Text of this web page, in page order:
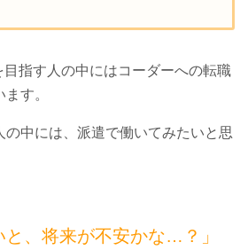
指す人の中にはコーダーへの転職
す。
の中には、派遣で働いてみたいと思
と、将来が不安かな…？」